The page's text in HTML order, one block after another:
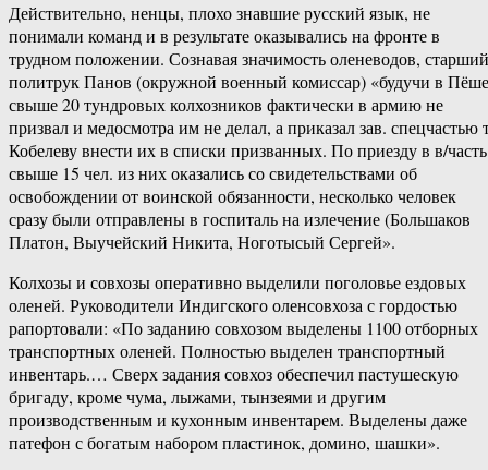
Действительно, ненцы, плохо знавшие русский язык, не
понимали команд и в результате оказывались на фронте в
трудном положении. Сознавая значимость оленеводов, старший
политрук Панов (окружной военный комиссар) «будучи в
свыше 20 тундровых колхозников фактически в армию не
призвал и медосмотра им не делал, а приказал зав. спецчастью
Кобелеву внести их в списки призванных. По приезду в в/часть
свыше 15 чел. из них оказались со свидетельствами об
освобождении от воинской обязанности, несколько человек
сразу были отправлены в госпиталь на излечение (Большаков
Платон, Выучейский Никита, Ноготысый Сергей».
Колхозы и совхозы оперативно выделили поголовье ездовых
оленей. Руководители Индигского оленсовхоза с гордостью
рапортовали: «По заданию совхозом выделены 1100 отборных
транспортных оленей. Полностью выделен транспортный
инвентарь.… Сверх задания совхоз обеспечил пастушескую
бригаду, кроме чума, лыжами, тынзеями и другим
производственным и кухонным инвентарем. Выделены даже
патефон с богатым набором пластинок, домино, шашки».